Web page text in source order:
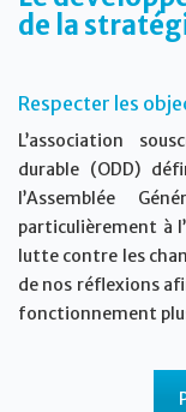
de la
Respecter les
L’association
durable (ODD)
l’Assemblée
particulièrement à
lutte contre les
de nos réflexions
fonctionnement